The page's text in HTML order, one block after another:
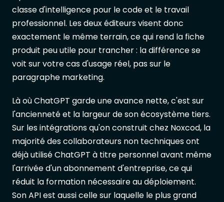
classe d'intelligence pour le code et le travail
professionnel. Les deux éditeurs visent donc
exactement le même terrain, ce qui rend la fiche
produit peu utile pour trancher : la différence se
voit sur votre cas d'usage réel, pas sur le
paragraphe marketing.
Là où ChatGPT garde une avance nette, c'est sur
l'ancienneté et la largeur de son écosystème tiers.
Sur les intégrations qu'on construit chez Noxcod, la
majorité des collaborateurs non techniques ont
déjà utilisé ChatGPT à titre personnel avant même
l'arrivée d'un abonnement d'entreprise, ce qui
réduit la formation nécessaire au déploiement.
Son API est aussi celle sur laquelle le plus grand